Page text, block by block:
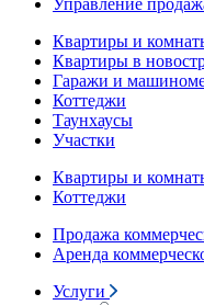
Управление
Квартиры и
Квартиры в
Гаражи и
Коттеджи
Таунхаусы
Участки
Квартиры и
Коттеджи
Продажа
Аренда
Услуги